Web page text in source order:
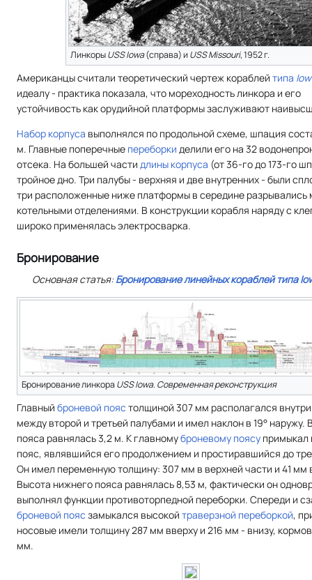
ЛинкорыUSS Iowa(справа) иUSS Missouri, 1952 г.
Американцы считали теоретический чертеж кораблей типа
идеалу - практика показала, что мореходность линкора и его
устойчивость как орудийной платформы заслуживают
Набор корпуса выполнялся по продольной схеме, шпация
м. Главные поперечные переборки делили его на 32
отсека. На большей части длины корпуса (от 36-го до 173-го
тройное дно. Три палубы - верхняя и две внутренних - были
три расположенные ниже платформы в середине
котельными отделениями. В конструкции корабля наряду с
широко применялась электросварка.
Бронирование
Основная статья:Бронирование линейных кораблей типа
Бронирование линкораUSS Iowa. Современная реконструкция
Главный броневой пояс толщиной 307 мм располагался
между второй и третьей палубами и имел наклон в 19° наружу.
пояса равнялась 3,2 м. К главномуброневому поясу примыкал
пояс, являвшийся его продолжением и простиравшийся до
Он имел переменную толщину: 307 мм в верхней части и 41 мм
Высота нижнего пояса равнялась 8,53 м, фактически он
выполнял функции противоторпедной переборки. Спереди и
броневой пояс замыкался высокой траверзной переборкой,
носовые имели толщину 287 мм вверху и 216 мм - внизу,
мм.